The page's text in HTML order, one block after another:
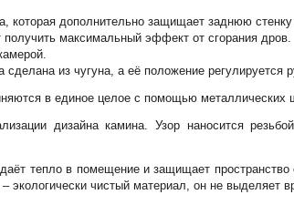
которая дополнительно защищает заднюю стенку
получить максимальный эффект от сгорания дров.
из чугуна, а её положение регулируется
в единое целое с помощью металлических
дизайна камина. Узор наносится
тепло в помещение и защищает
чистый материал, он не выделяет